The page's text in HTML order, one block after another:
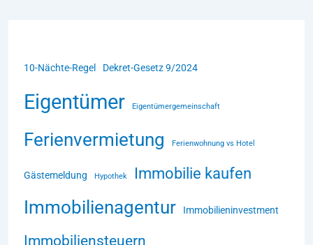
10-Nächte-Regel Dekret-Gesetz 9/2024
Eigentümer Eigentümergemeinschaft
Ferienvermietung Ferienwohnung vs Hotel
Gästemeldung Hypothek Immobilie kaufen
Immobilienagentur Immobilieninvestment
Immobiliensteuern